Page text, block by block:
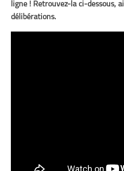
ligne ! Retrouvez-la ci-dessous,
délibérations.